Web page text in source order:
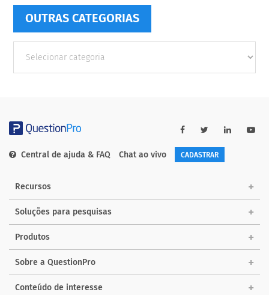
OUTRAS CATEGORIAS
Categorias
Central de ajuda & FAQ Chat ao vivo CADASTRAR
Recursos
Soluções para pesquisas
Produtos
Sobre a QuestionPro
Conteúdo de interesse